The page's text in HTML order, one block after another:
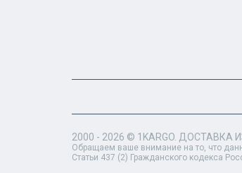
2000 - 2026 © 1KARGO . ДОСТАВКА
Обращаем ваше внимание на то, что
Статьи 437 (2) Гражданского кодекса